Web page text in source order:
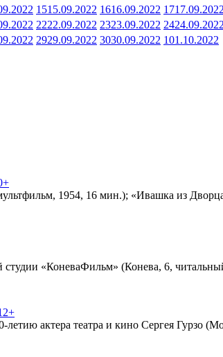
1515.09.2022 1616.09.2022 1717.09.2022
2222.09.2022 2323.09.2022 2424.09.2022
2929.09.2022 3030.09.2022 101.10.2022
1954, 16 мин.); «Ивашка из
студии «КоневаФильм» (Конева, 6,
актера театра и кино Сергея Гурзо